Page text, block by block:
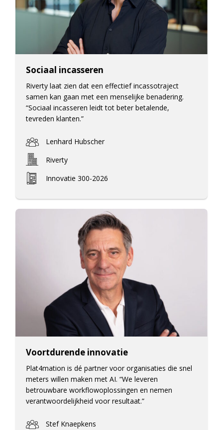
Sociaal incasseren
Riverty laat zien dat een effectief incassotraject
samen kan gaan met een menselijke benadering.
“Sociaal incasseren leidt tot beter betalende,
tevreden klanten.”
Lenhard Hubscher
Riverty
Innovatie 300-2026
Voortdurende innovatie
Plat4mation is dé partner voor organisaties die snel
meters willen maken met AI. “We leveren
betrouwbare workflowoplossingen en nemen
verantwoordelijkheid voor resultaat.”
Stef Knaepkens